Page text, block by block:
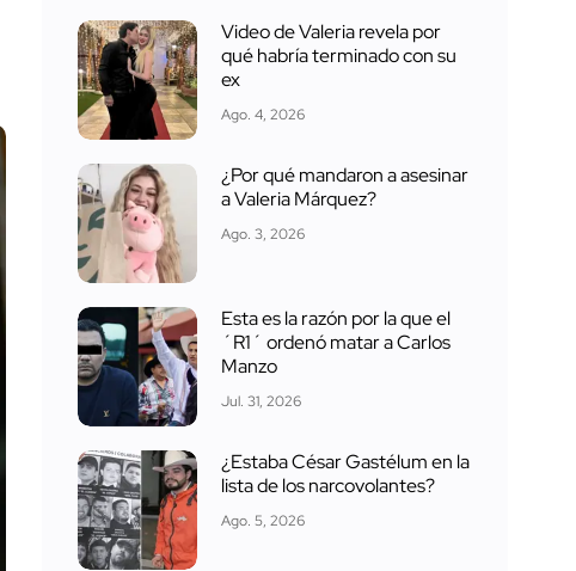
Video de Valeria revela por
qué habría terminado con su
ex
Ago. 4, 2026
¿Por qué mandaron a asesinar
a Valeria Márquez?
Ago. 3, 2026
Esta es la razón por la que el
´R1´ ordenó matar a Carlos
Manzo
Jul. 31, 2026
¿Estaba César Gastélum en la
lista de los narcovolantes?
Ago. 5, 2026